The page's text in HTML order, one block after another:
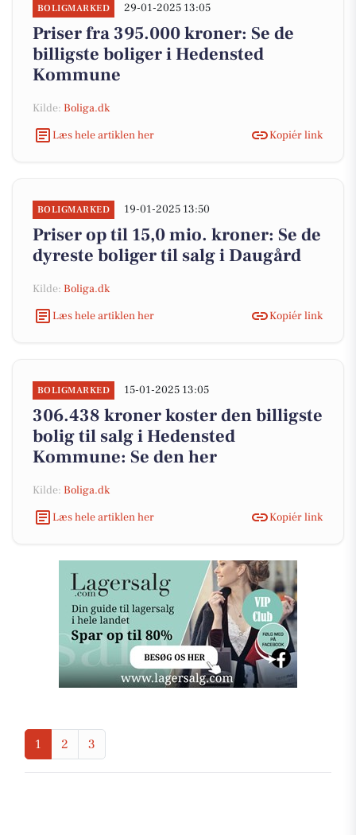
BOLIGMARKED 29-01-2025 13:05
Priser fra 395.000 kroner: Se de
billigste boliger i Hedensted
Kommune
Kilde: Boliga.dk
Læs hele artiklen her
Kopiér link
BOLIGMARKED 19-01-2025 13:50
Priser op til 15,0 mio. kroner: Se de
dyreste boliger til salg i Daugård
Kilde: Boliga.dk
Læs hele artiklen her
Kopiér link
BOLIGMARKED 15-01-2025 13:05
306.438 kroner koster den billigste
bolig til salg i Hedensted
Kommune: Se den her
Kilde: Boliga.dk
Læs hele artiklen her
Kopiér link
1 2 3